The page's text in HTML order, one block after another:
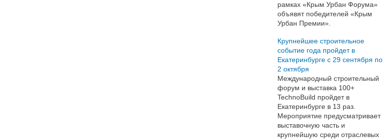
рамках «Крым Урбан Форума»
объявят победителей «Крым
Урбан Премии».
Крупнейшее строительное
событие года пройдет в
Екатеринбурге с 29 сентября по
2 октября
Международный строительный
форум и выставка 100+
TechnoBuild пройдет в
Екатеринбурге в 13 раз.
Мероприятие предусматривает
выставочную часть и
крупнейшую среди отраслевых